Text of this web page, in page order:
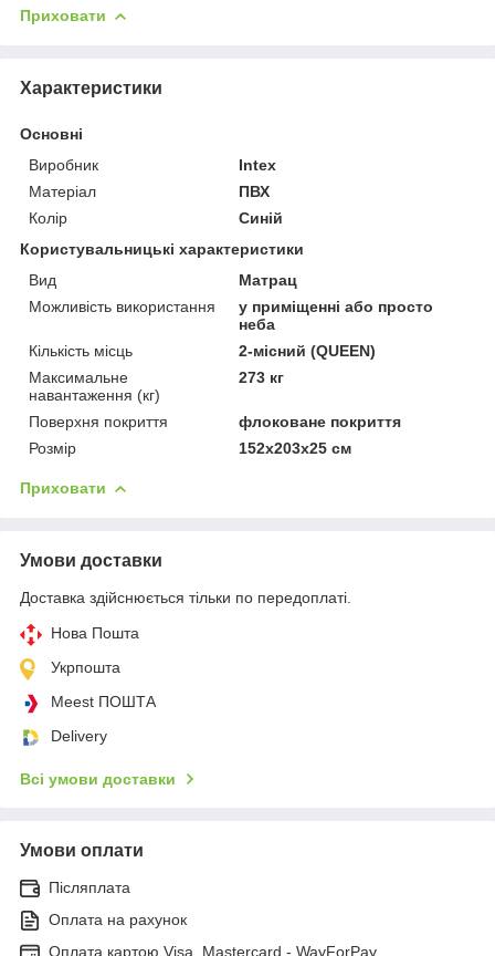
Приховати
Характеристики
Основні
Виробник
Intex
Матеріал
ПВХ
Колір
Синій
Користувальницькі характеристики
Вид
Матрац
Можливість використання
у приміщенні або просто
неба
Кількість місць
2-місний (QUEEN)
Максимальне
навантаження (кг)
273 кг
Поверхня покриття
флоковане покриття
Розмір
152х203х25 см
Приховати
Умови доставки
Доставка здійснюється тільки по передоплаті.
Нова Пошта
Укрпошта
Meest ПОШТА
Delivery
Всі умови доставки
Умови оплати
Післяплата
Оплата на рахунок
Оплата картою Visa, Mastercard - WayForPay